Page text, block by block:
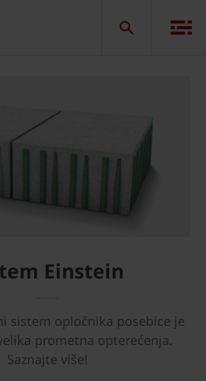
Einstein
sistem opločnika posebice je
prometna opterećenja.
Saznajte više!